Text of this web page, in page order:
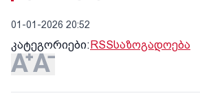
01-01-2026 20:52
კატეგორიები: RSSსაზოგადოება